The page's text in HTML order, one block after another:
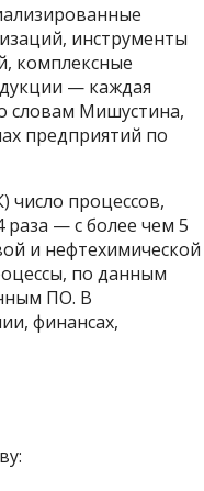
инструменты
комплексные
— каждая
словам Мишустина,
предприятий по
процессов,
раза — с более чем 5
и нефтехимической
по данным
ПО. В
финансах,